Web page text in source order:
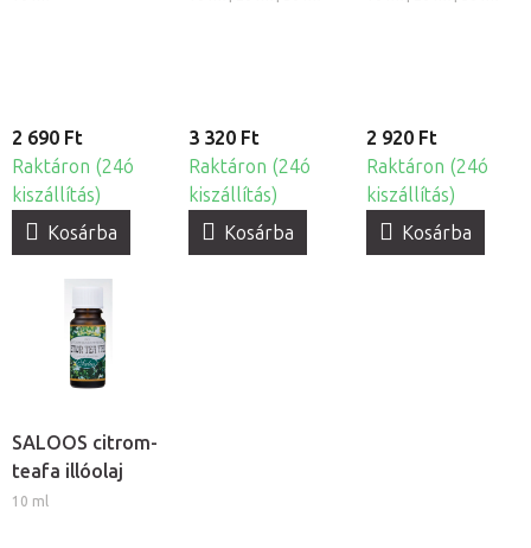
2 690 Ft
Raktáron (24ó
kiszállítás)
Kosárba
3 320 Ft
Raktáron (24ó
kiszállítás)
Kosárba
2 920 Ft
Raktáron (24ó
kiszállítás)
Kosárba
SALOOS citrom-
teafa illóolaj
10 ml